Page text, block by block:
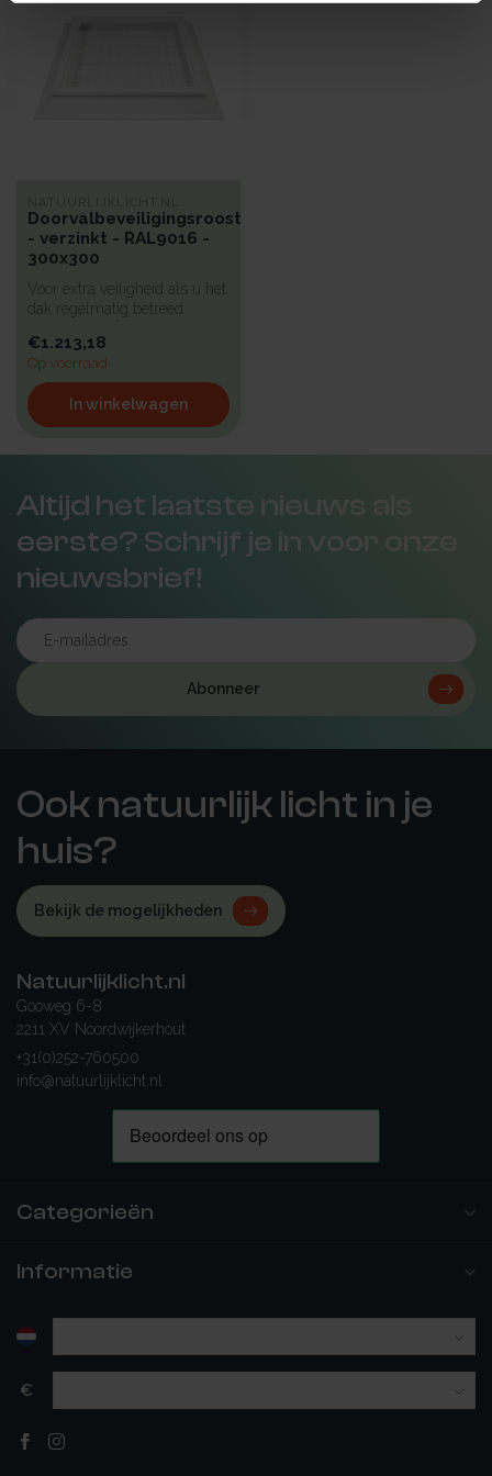
NATUURLIJKLICHT.NL
Doorvalbeveiligingsrooster
- verzinkt - RAL9016 -
300x300
Voor extra veiligheid als u het
dak regelmatig betreed
€1.213,18
Op voorraad
In winkelwagen
Altijd het laatste nieuws als
eerste? Schrijf je in voor onze
nieuwsbrief!
Abonneer
Ook natuurlijk licht in je
huis?
Bekijk de mogelijkheden
Natuurlijklicht.nl
Gooweg 6-8
2211 XV Noordwijkerhout
+31(0)252-760500
info@natuurlijklicht.nl
Categorieën
Informatie
€